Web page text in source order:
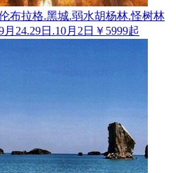
布拉格.黑城.弱水胡杨林.怪树林
24.29日.10月2日 ￥5999起